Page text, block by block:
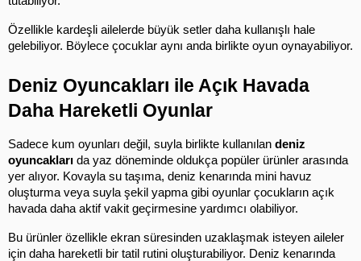
Özellikle kardeşli ailelerde büyük setler daha kullanışlı hale
gelebiliyor. Böylece çocuklar aynı anda birlikte oyun oynayabiliyor.
Deniz Oyuncakları ile Açık Havada
Daha Hareketli Oyunlar
Sadece kum oyunları değil, suyla birlikte kullanılan deniz
oyuncakları da yaz döneminde oldukça popüler ürünler arasında
yer alıyor. Kovayla su taşıma, deniz kenarında mini havuz
oluşturma veya suyla şekil yapma gibi oyunlar çocukların açık
havada daha aktif vakit geçirmesine yardımcı olabiliyor.
Bu ürünler özellikle ekran süresinden uzaklaşmak isteyen aileler
için daha hareketli bir tatil rutini oluşturabiliyor. Deniz kenarında